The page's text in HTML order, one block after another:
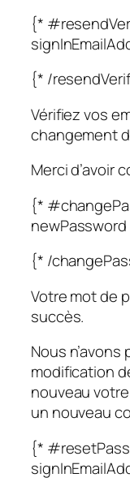
{*
{* /
Vérifiez vos
changement
Merci d’avoir
{*
{* /
Votre mot de
succès.
Nous
modification
nouveau
un nouveau
{*